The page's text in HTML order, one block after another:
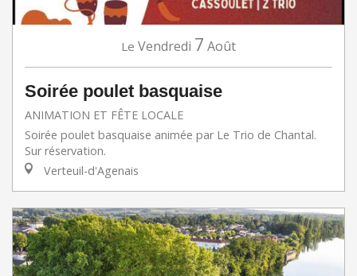
Le Vendredi 7 Août
Soirée poulet basquaise
ANIMATION ET FÊTE LOCALE
Soirée poulet basquaise animée par Le Trio de Chantal.
Sur réservation.
Verteuil-d'Agenais